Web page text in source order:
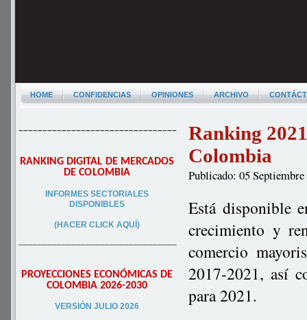
HOME CONFIDENCIAS OPINIONES ARCHIVO
–––––––––––––––––––––––––––––––––
RANKING DIGITAL DE MERCADOS
DE COLOMBIA
INFORMES SECTORIALES
DISPONIBLES
(HACER CLICK AQUÍ)
–––––––––––––––––––––––––––––––––
PROYECCIONES ECONÓMICAS DE
COLOMBIA 2026-2030
VERSIÓN JULIO 2026
Ranking
Colombia
Publicado: 05
Está disponible
crecimiento y
comercio
2017-2021, así
para 2021.